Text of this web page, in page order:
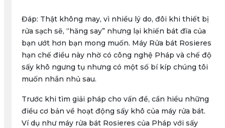
Đáp: Thật không may, vì nhiều lý do, đôi khi thiết bị
rửa sạch sẽ, “hăng say” nhưng lại khiến bát đĩa của
bạn ướt hơn bạn mong muốn. Máy Rửa bát Rosieres
hạn chế điều này nhờ có công nghệ Pháp và chế độ
sấy khô ngưng tụ nhưng có một số bí kíp chúng tôi
muốn nhắn nhủ sau.
Trước khi tìm giải pháp cho vấn đề, cần hiểu những
điều cơ bản về hoạt động sấy khô của máy rửa bát.
Ví dụ như máy rửa bát Rosieres của Pháp với sấy